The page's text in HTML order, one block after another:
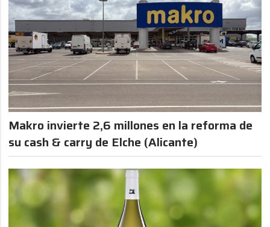
Makro invierte 2,6 millones en la reforma de
su cash & carry de Elche (Alicante)